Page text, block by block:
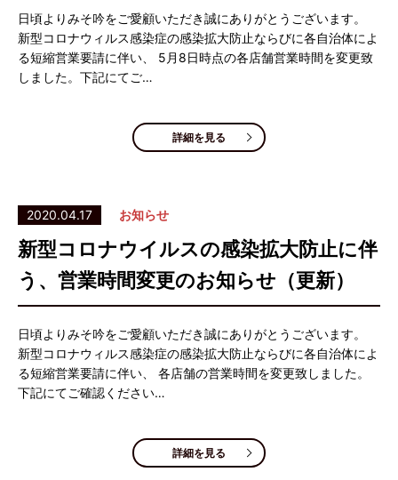
日頃よりみそ吟をご愛顧いただき誠にありがとうございます。
新型コロナウィルス感染症の感染拡大防止ならびに各自治体によ
る短縮営業要請に伴い、 5月8日時点の各店舗営業時間を変更致
しました。下記にてご…
詳細を見る
2020.04.17 お知らせ
新型コロナウイルスの感染拡大防止に伴
う、営業時間変更のお知らせ（更新）
日頃よりみそ吟をご愛顧いただき誠にありがとうございます。
新型コロナウィルス感染症の感染拡大防止ならびに各自治体によ
る短縮営業要請に伴い、 各店舗の営業時間を変更致しました。
下記にてご確認ください…
詳細を見る